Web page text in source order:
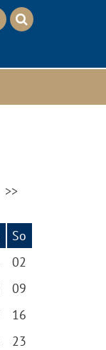
>>
So
02
09
16
23